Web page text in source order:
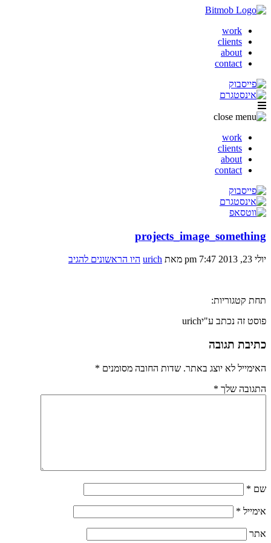
work
clients
about
contact
work
clients
about
contact
projects_image_something
יולי 23, 2013 7:47 pm מאת urich היו הראשונים להגיב
תחת קטגוריות:
פוסט זה נכתב ע"יurich
כתיבת תגובה
האימייל לא יוצג באתר. שדות החובה מסומנים *
התגובה שלך *
שם *
אימייל *
אתר